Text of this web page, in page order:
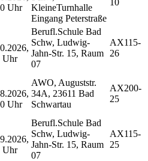
Uhr
KleineTurnhalle
Eingang Peterstraße
Uhr
Berufl.Schule Bad
Schw, Ludwig-
Jahn-Str. 15, Raum
07
AX115-
26
Uhr
AWO, Auguststr.
34A, 23611 Bad
Schwartau
AX200-
25
Uhr
Berufl.Schule Bad
Schw, Ludwig-
Jahn-Str. 15, Raum
07
AX115-
25